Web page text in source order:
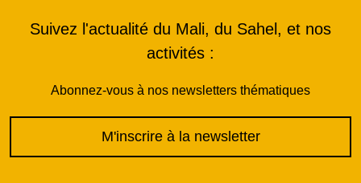
Suivez l'actualité du Mali, du Sahel, et nos
activités :
Abonnez-vous à nos newsletters thématiques
M'inscrire à la newsletter